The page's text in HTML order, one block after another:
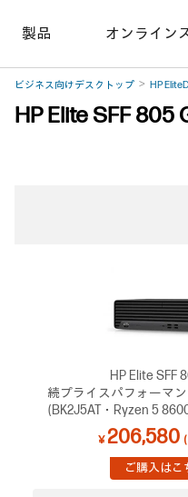
製品 オンライン
ビジネス向けデスクトップ HP
HP Elite SFF
HP Elite SFF
続プライスパフォーマ
(BK2J5AT・Ryzen 5
【C24】
￥ 206,580
ご購入はこ